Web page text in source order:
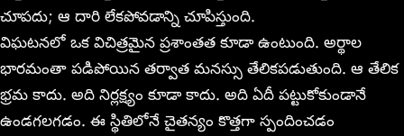
చూపదు; ఆ దారి లేకపోవడాన్ని చూపిస్తుంది.
విఘటనలో ఒక విచిత్రమైన ప్రశాంతత కూడా ఉంటుంది. అర్థాల
భారమంతా పడిపోయిన తర్వాత మనస్సు తేలికపడుతుంది. ఆ తేలిక
భ్రమ కాదు. అది నిర్లక్ష్యం కూడా కాదు. అది ఏదీ పట్టుకోకుండానే
ఉండగలగడం. ఈ స్థితిలోనే చైతన్యం కొత్తగా స్పందించడం